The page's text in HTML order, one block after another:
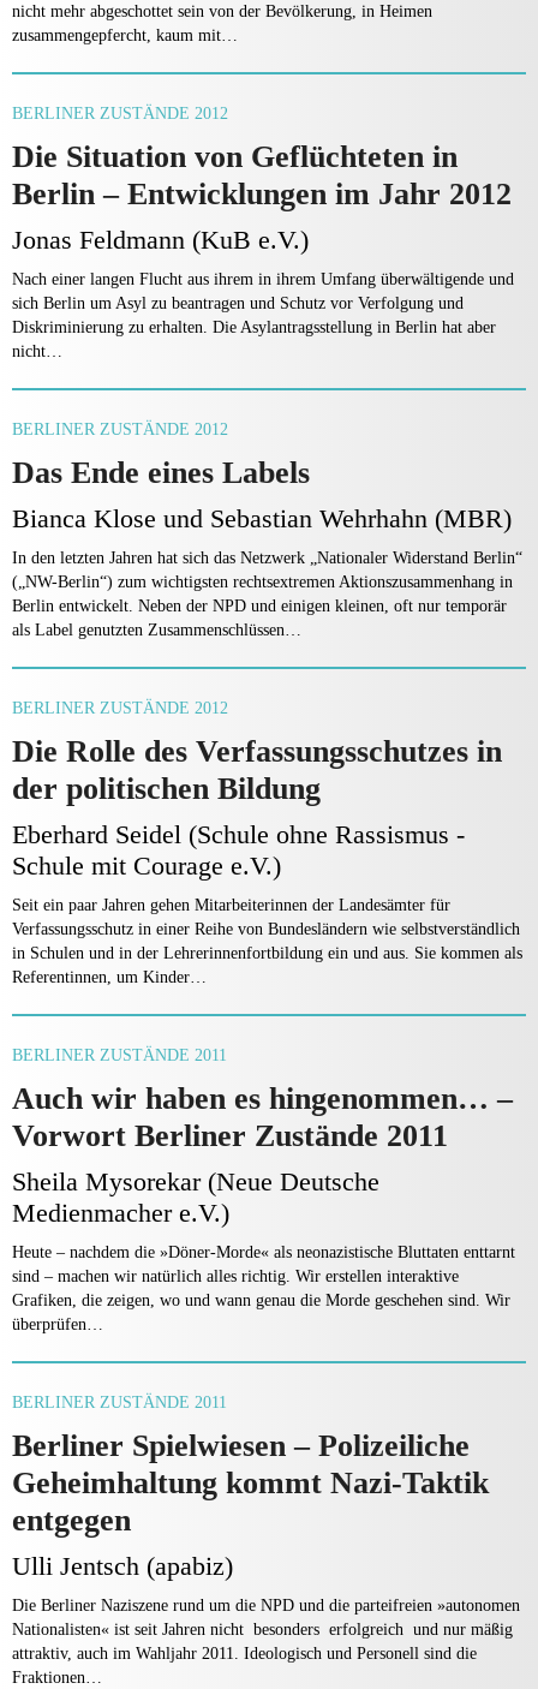
nicht mehr abgeschottet sein von der Bevölkerung, in Heimen
zusammengepfercht, kaum mit…
BERLINER ZUSTÄNDE 2012
Die Situation von Geflüchteten in
Berlin – Entwicklungen im Jahr 2012
Jonas Feldmann (KuB e.V.)
Nach einer langen Flucht aus ihrem in ihrem Umfang überwältigende und
sich Berlin um Asyl zu beantragen und Schutz vor Verfolgung und
Diskriminierung zu erhalten. Die Asylantragsstellung in Berlin hat aber
nicht…
BERLINER ZUSTÄNDE 2012
Das Ende eines Labels
Bianca Klose und Sebastian Wehrhahn (MBR)
In den letzten Jahren hat sich das Netzwerk „Nationaler Widerstand Berlin“
(„NW-Berlin“) zum wichtigsten rechtsextremen Aktionszusam­menhang in
Berlin entwickelt. Neben der NPD und einigen kleinen, oft nur temporär
als Label genutzten Zusammenschlüssen…
BERLINER ZUSTÄNDE 2012
Die Rolle des Verfassungsschutzes in
der politischen Bildung
Eberhard Seidel (Schule ohne Rassismus -
Schule mit Courage e.V.)
Seit ein paar Jahren gehen Mitarbeiterin­nen der Landesämter für
Verfassungsschutz in ei­ner Reihe von Bundesländern wie selbstverständ­lich
in Schulen und in der Lehrerinnenfortbildung ein und aus. Sie kommen als
Referentinnen, um Kinder…
BERLINER ZUSTÄNDE 2011
Auch wir haben es hingenommen… –
Vorwort Berliner Zustände 2011
Sheila Mysorekar (Neue Deutsche
Medienmacher e.V.)
Heute – nachdem die »Döner-Morde« als neonazistische Bluttaten enttarnt
sind – machen wir natürlich alles richtig. Wir erstellen interaktive
Grafiken, die zeigen, wo und wann genau die Morde geschehen sind. Wir
überprüfen…
BERLINER ZUSTÄNDE 2011
Berliner Spielwiesen – Polizeiliche
Geheimhaltung kommt Nazi-Taktik
entgegen
Ulli Jentsch (apabiz)
Die Berliner Naziszene rund um die NPD und die parteifreien »autonomen
Nationalisten« ist seit Jahren nicht besonders erfolgreich und nur mäßig
attraktiv, auch im Wahljahr 2011. Ideologisch und Personell sind die
Fraktionen…